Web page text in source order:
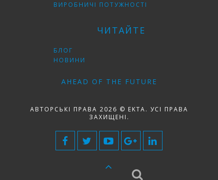
ВИРОБНИЧІ ПОТУЖНОСТІ
ЧИТАЙТЕ
БЛОГ
НОВИНИ
AHEAD OF THE FUTURE
АВТОРСЬКІ ПРАВА 2026 © EKTA. УСІ ПРАВА
ЗАХИЩЕНІ.